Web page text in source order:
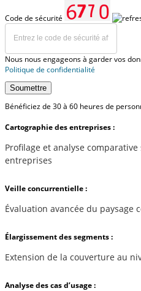
Code de sécurité
Nous nous engageons à garder vos
Politique de confidentialité
Soumettre
Bénéficiez de 30 à 60 heures de
Cartographie des entreprises :
Profilage et analyse
entreprises
Veille concurrentielle :
Évaluation avancée du paysage
Élargissement des segments :
Extension de la couverture au
Analyse des cas d’usage :